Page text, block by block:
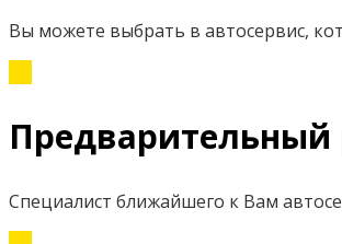
Вы можете выбрать в автосервис,
Предварительный
Специалист ближайшего к Вам